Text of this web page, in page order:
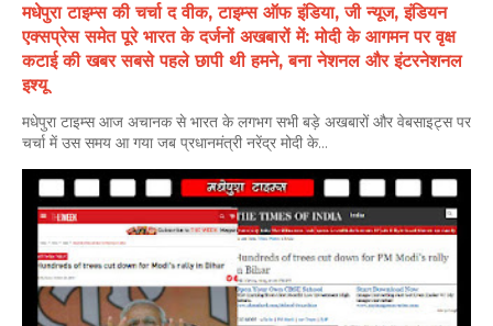
मधेपुरा टाइम्स की चर्चा द वीक, टाइम्स ऑफ इंडिया, जी न्यूज, इंडियन
एक्सप्रेस समेत पूरे भारत के दर्जनों अखबारों में: मोदी के आगमन पर वृक्ष
कटाई की खबर सबसे पहले छापी थी हमने, बना नेशनल और इंटरनेशनल
इश्यू
मधेपुरा टाइम्स आज अचानक से भारत के लगभग सभी बड़े अखबारों और वेबसाइट्स पर
चर्चा में उस समय आ गया जब प्रधानमंत्री नरेंद्र मोदी के...